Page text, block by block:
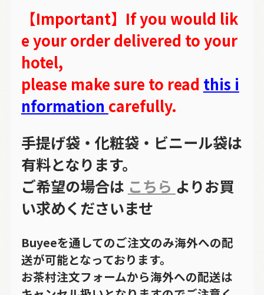
【Important】If you would lik
e your order delivered to your
hotel,
please make sure to read this i
nformation carefully.
手提げ袋・化粧袋・ビニール袋は
有料となります。
ご希望の場合は こちら よりお買
い求めくださいませ
Buyeeを通してのご注文のみ海外への配
送が可能となっております。
お茶村注文フォームから海外への配送は